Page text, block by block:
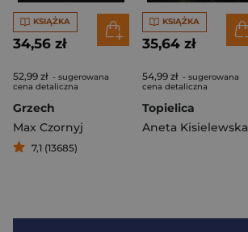
KSIĄŻKA
34,56 zł
52,99 zł - sugerowana
cena detaliczna
Grzech
Max Czornyj
7,1 (13685)
KSIĄŻKA
35,64 zł
54,99 zł - sugerowana
cena detaliczna
Topielica
Aneta Kisielewska